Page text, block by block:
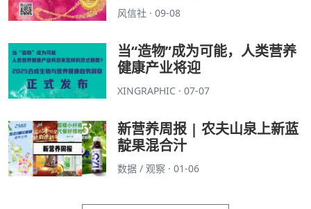
风信社 · 09-08
当“造物”成为可能，人类营养
健康产业将迎
XINGRAPHIC · 07-07
新营养周报 | 农夫山泉上新蓝
靛果混合汁
数据 / 观察 · 01-06